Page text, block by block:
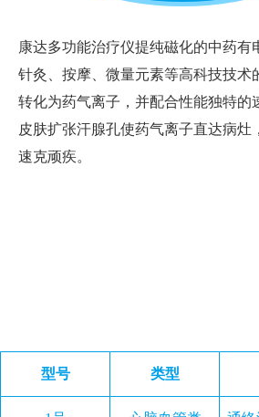
康达多功能治疗仪提纯磁化的中药有
针灸、按摩、微量元素等高科技技术
转化为药气离子，并配合性能独特的
皮肤扩张汗腺孔使药气离子直达病灶
速克顽疾。
型号 类型